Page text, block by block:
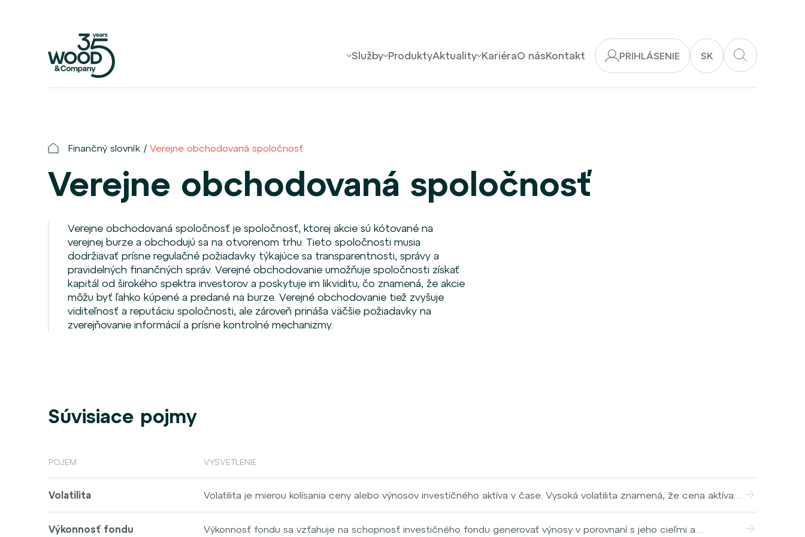
PRIHLÁSENIE SK
Služby ProduktyAktuality KariéraO násKontakt
Finančný slovník Verejne obchodovaná spoločnosť
Verejne obchodovaná spoločnosť
Verejne obchodovaná spoločnosť je spoločnosť, ktorej akcie sú kótované na
verejnej burze a obchodujú sa na otvorenom trhu. Tieto spoločnosti musia
dodržiavať prísne regulačné požiadavky týkajúce sa transparentnosti, správy a
pravidelných finančných správ. Verejné obchodovanie umožňuje spoločnosti získať
kapitál od širokého spektra investorov a poskytuje im likviditu, čo znamená, že akcie
môžu byť ľahko kúpené a predané na burze. Verejné obchodovanie tiež zvyšuje
viditeľnosť a reputáciu spoločnosti, ale zároveň prináša väčšie požiadavky na
zverejňovanie informácií a prísne kontrolné mechanizmy.
Súvisiace pojmy
POJEM VYSVETLENIE
Volatilita
Volatilita je mierou kolísania ceny alebo výnosov investičného aktíva v čase. Vysoká volatilita znamená, že cena aktíva
sa môže výrazne meniť v krátkom časovom období, čo naznačuje vysokú úroveň rizika a neistoty. Naopak, nízka
volatilita znamená, že cena aktíva sa pohybuje relatívne stabilne. Volatilita sa často meria pomocou štandardnej
Výkonnosť fondu
Výkonnosť fondu sa vzťahuje na schopnosť investičného fondu generovať výnosy v porovnaní s jeho cieľmi a